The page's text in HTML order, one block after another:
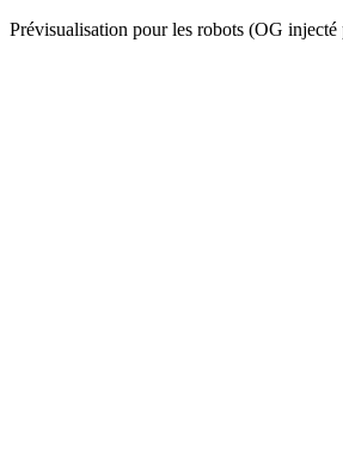
Prévisualisation pour les robots (OG